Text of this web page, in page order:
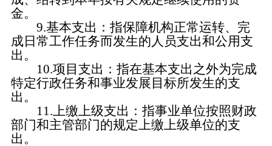
金。
9.基本支出：指保障机构正常运转、完
成日常工作任务而发生的人员支出和公用支
出。
10.项目支出：指在基本支出之外为完成
特定行政任务和事业发展目标所发生的支
出。
11.上缴上级支出：指事业单位按照财政
部门和主管部门的规定上缴上级单位的支
出。